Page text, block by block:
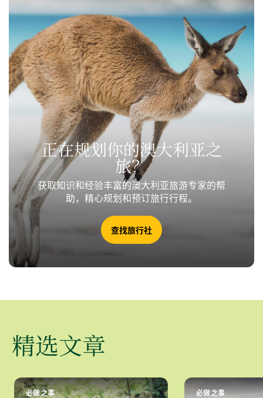
正在规划你的澳大利亚之
旅？
获取知识和经验丰富的澳大利亚旅游专家的帮
助，精心规划和预订旅行行程。
查找旅行社
精选文章
必做之事 必做之事